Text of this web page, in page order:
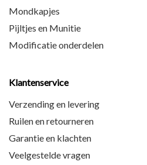
Mondkapjes
Pijltjes en Munitie
Modificatie onderdelen
Klantenservice
Verzending en levering
Ruilen en retourneren
Garantie en klachten
Veelgestelde vragen